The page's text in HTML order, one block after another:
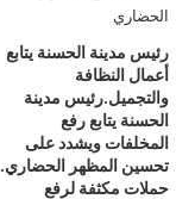
رئيس مدينة الحسنة يتابع
أعمال النظافة
والتجميل.رئيس مدينة
الحسنة يتابع رفع
المخلفات ويشدد على
تحسين المظهر الحضاري.
حملات مكثفة لرفع